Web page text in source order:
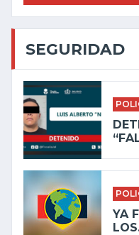
SEGURIDAD
YA